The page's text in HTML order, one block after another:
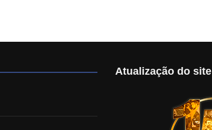
Atualização do site